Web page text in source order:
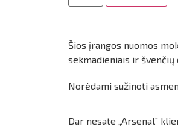
Šios įrangos nuomos
sekmadieniais ir švenčių
Norėdami sužinoti
Dar nesate „Arsenal”